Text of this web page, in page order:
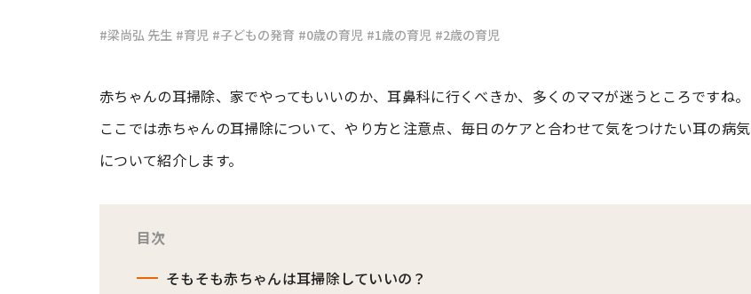
#梁尚弘 先生 #育児 #子どもの発育 #0歳の育児 #1歳の育児 #2歳の育児
赤ちゃんの耳掃除、家でやってもいいのか、耳鼻科に行くべきか、多くのママが迷うところですね。
ここでは赤ちゃんの耳掃除について、やり方と注意点、毎日のケアと合わせて気をつけたい耳の病気
について紹介します。
目次
そもそも赤ちゃんは耳掃除していいの？